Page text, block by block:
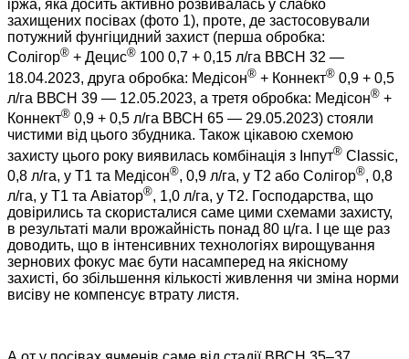
іржа, яка досить активно розвивалась у слабко
захищених посівах (фото 1), проте, де застосовували
потужний фунгіцидний захист (перша обробка:
Солігор® + Децис® 100 0,7 + 0,15 л/га ВВСН 32 —
18.04.2023, друга обробка: Медісон® + Коннект® 0,9 + 0,5
л/га ВВСН 39 — 12.05.2023, а третя обробка: Медісон® +
Коннект® 0,9 + 0,5 л/га ВВСН 65 — 29.05.2023) стояли
чистими від цього збудника. Також цікавою схемою
захисту цього року виявилась комбінація з Інпут® Classic,
0,8 л/га, у Т1 та Медісон®, 0,9 л/га, у Т2 або Солігор®, 0,8
л/га, у Т1 та Авіатор®, 1,0 л/га, у Т2. Господарства, що
довірились та скористалися саме цими схемами захисту,
в результаті мали врожайність понад 80 ц/га. І це ще раз
доводить, що в інтенсивних технологіях вирощування
зернових фокус має бути насамперед на якісному
захисті, бо збільшення кількості живлення чи зміна норми
висіву не компенсує втрату листя.